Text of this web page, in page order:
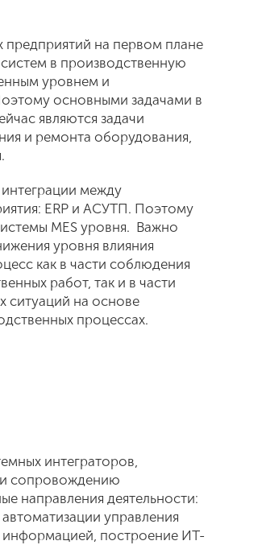
на первом плане
в производственную
уровнем и
основными задачами в
являются задачи
и ремонта оборудования,
между
ERP и АСУТП. Поэтому
MES уровня. Важно
уровня влияния
как в части соблюдения
работ, так и в части
ситуаций на основе
процессах.
интеграторов,
и сопровождению
направления деятельности:
управления
построение ИТ-